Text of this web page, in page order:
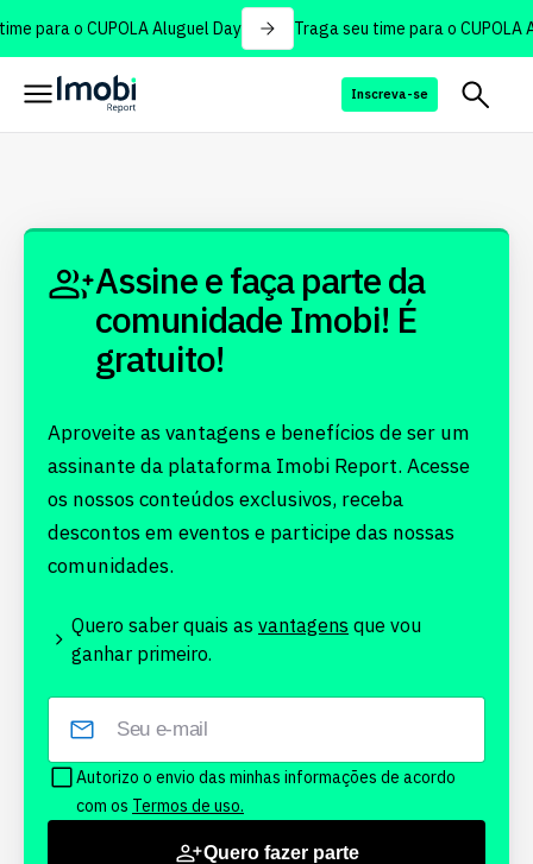
para o CUPOLA Aluguel Day Traga seu time para o CUPOLA
Inscreva-se
Assine e faça parte da
comunidade Imobi! É
gratuito!
Aproveite as vantagens e benefícios de ser um
assinante da plataforma Imobi Report. Acesse
os nossos conteúdos exclusivos, receba
descontos em eventos e participe das nossas
comunidades.
Quero saber quais as vantagens que vou
ganhar primeiro.
Autorizo o envio das minhas informações de acordo
com os Termos de uso.
Quero fazer parte